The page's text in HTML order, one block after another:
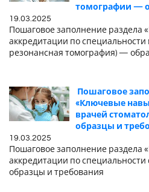
томографии —
19.03.2025
Пошаговое заполнение раздела
аккредитации по специальности
резонансная томография) —
Пошаговое
«Ключевые
врачей
образцы и
19.03.2025
Пошаговое заполнение раздела
аккредитации по специальности
образцы и требования